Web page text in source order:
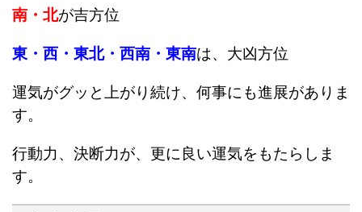
南・北が吉方位
東・西・東北・西南・東南は、大凶方位
運気がグッと上がり続け、何事にも進展がありま
す。
行動力、決断力が、更に良い運気をもたらしま
す。